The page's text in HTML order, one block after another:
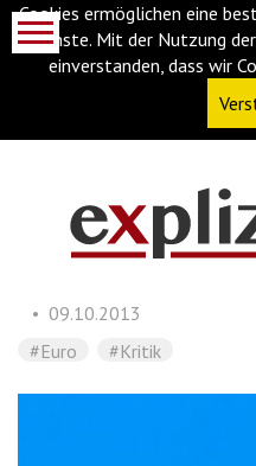
Cookies ermöglichen eine
Dienste. Mit der Nutzung
einverstanden, dass wir
(Accesskey
Zur
springen
09.10.2013
#Euro
#Kritik